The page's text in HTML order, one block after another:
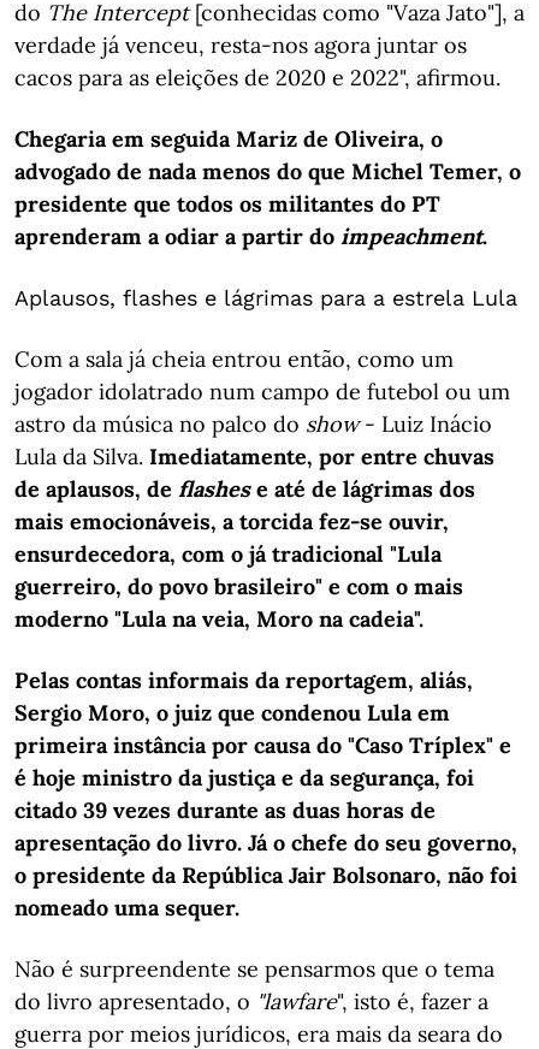
do The Intercept[conhecidas como "Vaza Jato"], a
verdade já venceu, resta-nos agora juntar os
cacos para as eleições de 2020 e 2022", afirmou.
Chegaria em seguida Mariz de Oliveira, o
advogado de nada menos do que Michel Temer, o
presidente que todos os militantes do PT
aprenderam a odiar a partir do impeachment.
Aplausos, flashes e lágrimas para a estrela Lula
Com a sala já cheia entrou então, como um
jogador idolatrado num campo de futebol ou um
astro da música no palco do show- Luiz Inácio
Lula da Silva. Imediatamente, por entre chuvas
de aplausos, de flashese até de lágrimas dos
mais emocionáveis, a torcida fez-se ouvir,
ensurdecedora, com o já tradicional "Lula
guerreiro, do povo brasileiro" e com o mais
moderno "Lula na veia, Moro na cadeia".
Pelas contas informais da reportagem, aliás,
Sergio Moro, o juiz que condenou Lula em
primeira instância por causa do "Caso Tríplex" e
é hoje ministro da justiça e da segurança, foi
citado 39 vezes durante as duas horas de
apresentação do livro. Já o chefe do seu governo,
o presidente da República Jair Bolsonaro, não foi
nomeado uma sequer.
Não é surpreendente se pensarmos que o tema
do livro apresentado, o "lawfare", isto é, fazer a
guerra por meios jurídicos, era mais da seara do